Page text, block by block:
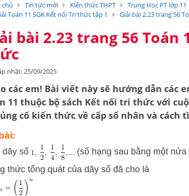
chủ Tin tức mới Kiến thức THPT Trung Học PT lớp 11
Toán 11 SGK Kết nối Tri thức tập 1
Giải bài 2.23 trang 56
bài 2.23 trang 56 Toán
nhật: 25/09/2025
các em! Bài viết này sẽ hướng dẫn các
11 thuộc bộ sách Kết nối tri thức với
cố kiến thức về cấp số nhân và cách
dãy số
(số hạng sau bằng một
thức tổng quát của dãy số đã cho là